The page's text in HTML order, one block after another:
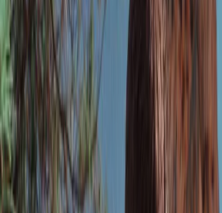
Gasten
Galerij
Op de kaart
AI assistent
Advertentie